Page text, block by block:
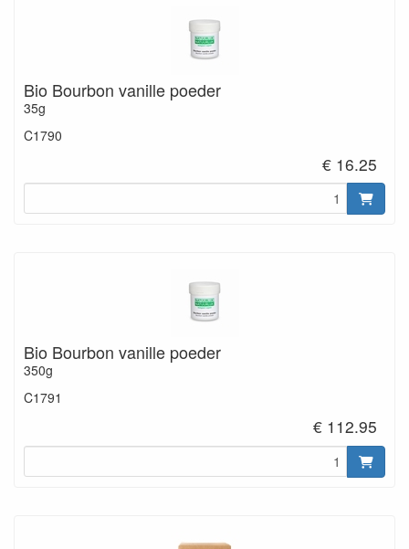
Bio Bourbon vanille poeder
35g
C1790
€ 16.25
Bio Bourbon vanille poeder
350g
C1791
€ 112.95